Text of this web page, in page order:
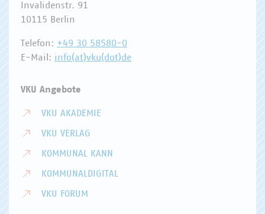
Invalidenstr. 91
10115 Berlin
Telefon: +49 30 58580-0
E-Mail: info(at)vku(dot)de
VKU Angebote
VKU AKADEMIE
VKU VERLAG
KOMMUNAL KANN
KOMMUNALDIGITAL
VKU FORUM